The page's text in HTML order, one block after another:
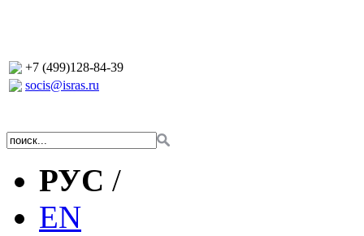
+7 (499)128-84-39
socis@isras.ru
РУС /
EN